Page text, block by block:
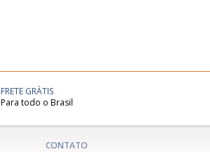
FRETE GRÁTIS
Para todo o Brasil
CONTATO